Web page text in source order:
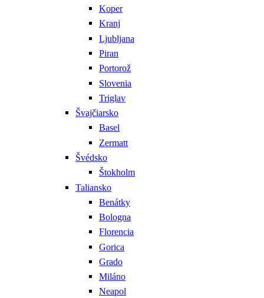
Koper
Kranj
Ljubljana
Piran
Portorož
Slovenia
Triglav
Švajčiarsko
Basel
Zermatt
Švédsko
Štokholm
Taliansko
Benátky
Bologna
Florencia
Gorica
Grado
Miláno
Neapol